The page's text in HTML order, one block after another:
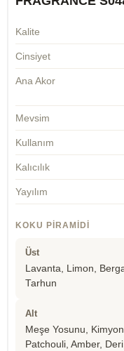
Kalite
Cinsiyet
Ana Akor
Mevsim
Kullanım
Kalıcılık
Yayılım
KOKU PIRAMIDI
Üst
Lavanta, Limon,
Tarhun
Alt
Meşe Yosunu,
Patchouli, Amber,